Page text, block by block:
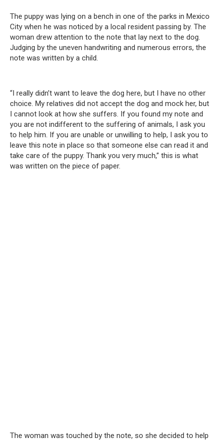
The puppy was lying on a bench in one of the parks in Mexico
City when he was noticed by a local resident passing by. The
woman drew attention to the note that lay next to the dog.
Judging by the uneven handwriting and numerous errors, the
note was written by a child.
“I really didn’t want to leave the dog here, but I have no other
choice. My relatives did not accept the dog and mock her, but
I cannot look at how she suffers. If you found my note and
you are not indifferent to the suffering of animals, I ask you
to help him. If you are unable or unwilling to help, I ask you to
leave this note in place so that someone else can read it and
take care of the puppy. Thank you very much,” this is what
was written on the piece of paper.
The woman was touched by the note, so she decided to help